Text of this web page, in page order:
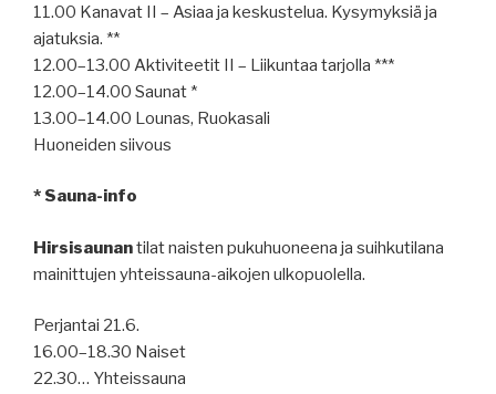
11.00 Kanavat II – Asiaa ja keskustelua. Kysymyksiä ja
ajatuksia. **
12.00–13.00 Aktiviteetit II – Liikuntaa tarjolla ***
12.00–14.00 Saunat *
13.00–14.00 Lounas, Ruokasali
Huoneiden siivous
* Sauna-info
Hirsisaunantilat naisten pukuhuoneena ja suihkutilana
mainittujen yhteissauna-aikojen ulkopuolella.
Perjantai 21.6.
16.00–18.30 Naiset
22.30… Yhteissauna